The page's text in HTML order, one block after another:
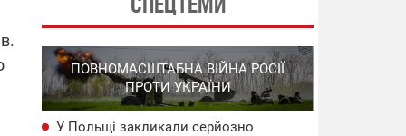
ПОВНОМАСШТАБНА ВІЙНА РОСІЇ
ПРОТИ УКРАЇНИ
У Польщі закликали серйозно